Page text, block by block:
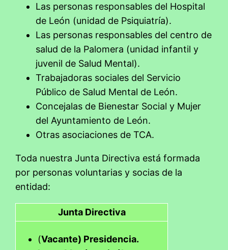
Las personas responsables del Hospital
de León (unidad de Psiquiatría).
Las personas responsables del centro de
salud de la Palomera (unidad infantil y
juvenil de Salud Mental).
Trabajadoras sociales del Servicio
Público de Salud Mental de León.
Concejalas de Bienestar Social y Mujer
del Ayuntamiento de León.
Otras asociaciones de TCA.
Toda nuestra Junta Directiva está formada
por personas voluntarias y socias de la
entidad:
Junta Directiva
(Vacante) Presidencia.